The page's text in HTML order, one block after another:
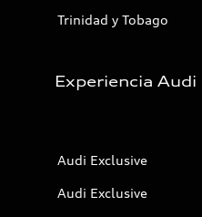
Trinidad y Tobago
Experiencia Audi
Audi Exclusive
Audi Exclusive